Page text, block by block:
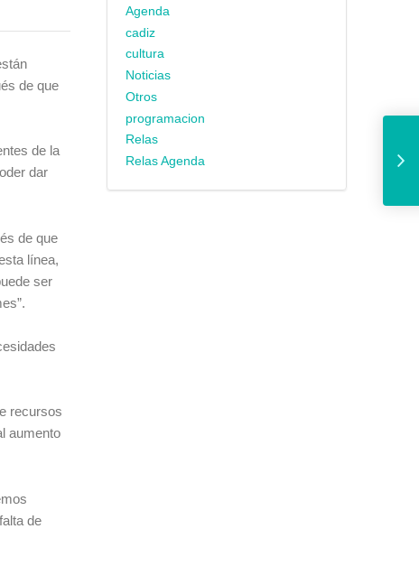
de que
de la
dar
de que
línea,
ser
recursos
aumento
de
Agenda
cadiz
cultura
Noticias
Otros
programacion
Relas
Relas Agenda